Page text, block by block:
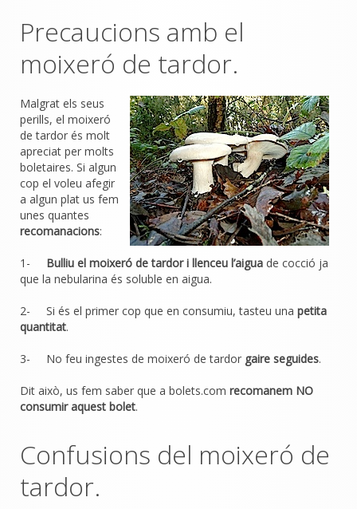
Precaucions amb el
moixeró de tardor.
Malgrat els seus
perills, el moixeró
de tardor és molt
apreciat per molts
boletaires. Si algun
cop el voleu afegir
a algun plat us fem
unes quantes
recomanacions:
1- Bulliu el moixeró de tardor i llenceu l’aigua de cocció ja
que la nebularina és soluble en aigua.
2- Si és el primer cop que en consumiu, tasteu una petita
quantitat.
3- No feu ingestes de moixeró de tardor gaire seguides.
Dit això, us fem saber que a bolets.com recomanem NO
consumir aquest bolet.
Confusions del moixeró de
tardor.